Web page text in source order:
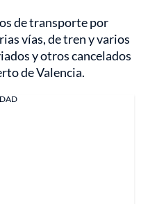
de transporte por
vías, de tren y varios
y otros cancelados
de Valencia.